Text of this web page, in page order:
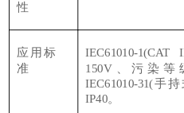
性
应用标
准
IEC61010-
150V、污染等级
IEC61010-31(手
IP40。